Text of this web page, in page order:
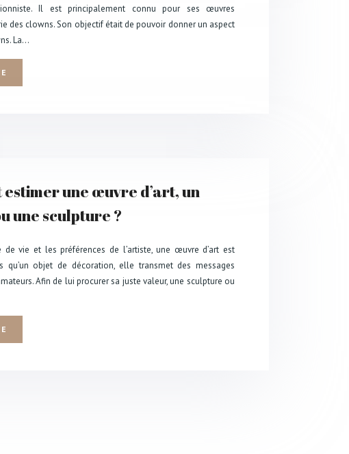
Il est principalement connu pour ses œuvres
des clowns. Son objectif était de pouvoir donner un aspect
La…
estimer une œuvre d’art, un
une sculpture ?
de vie et les préférences de l’artiste, une œuvre d’art est
qu’un objet de décoration, elle transmet des messages
Afin de lui procurer sa juste valeur, une sculpture ou